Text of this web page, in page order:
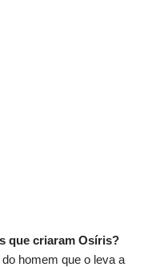
que criaram Osíris?
homem que o leva a